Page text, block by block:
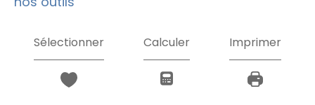
Sélectionner Calculer Imprimer